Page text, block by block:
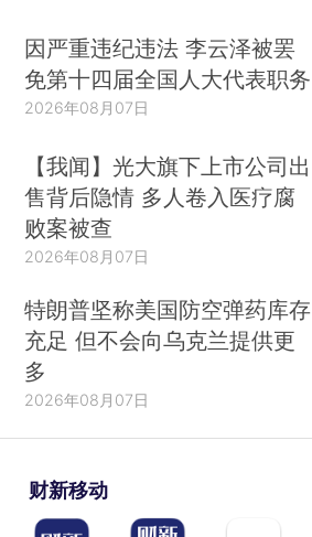
因严重违纪违法 李云泽被罢
免第十四届全国人大代表职务
2026年08月07日
【我闻】光大旗下上市公司出
售背后隐情 多人卷入医疗腐
败案被查
2026年08月07日
特朗普坚称美国防空弹药库存
充足 但不会向乌克兰提供更
多
2026年08月07日
财新移动